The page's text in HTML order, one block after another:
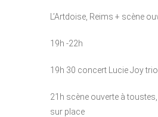
L’Artdoise, Reims + scène
19h -22h
19h 30 concert Lucie Joy trio
21h scène ouverte à
sur place